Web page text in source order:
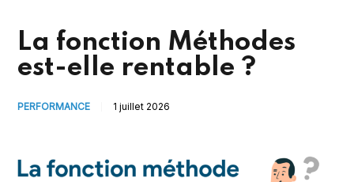
La fonction Méthodes
est-elle rentable ?
PERFORMANCE 1 juillet 2026